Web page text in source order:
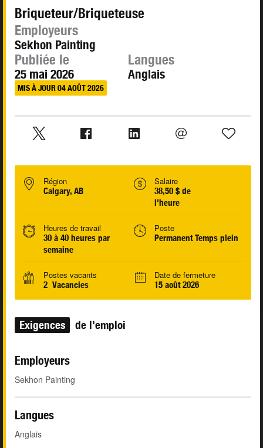
Briqueteur/Briqueteuse
Employeurs
Sekhon Painting
Publiée le
25 mai 2026
MIS À JOUR 04 AOÛT 2026
Langues
Anglais
Région
Calgary, AB
Salaire
38,50 $ de
l'heure
Heures de travail
30 à 40 heures par
semaine
Poste
Permanent Temps plein
Postes vacants
2 Vacancies
Date de fermeture
15 août 2026
Exigences de l'emploi
Employeurs
Sekhon Painting
Langues
Anglais